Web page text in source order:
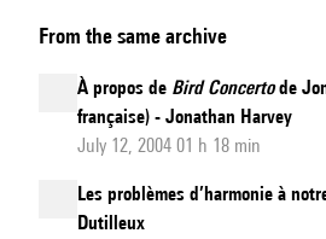
From the same archive
À propos de Bird Concertode
française) - Jonathan Harvey
July 12, 2004 01 h 18 min
Les problèmes d’harmonie à
Dutilleux